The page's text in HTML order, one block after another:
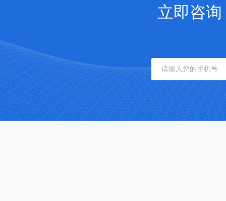
立即咨